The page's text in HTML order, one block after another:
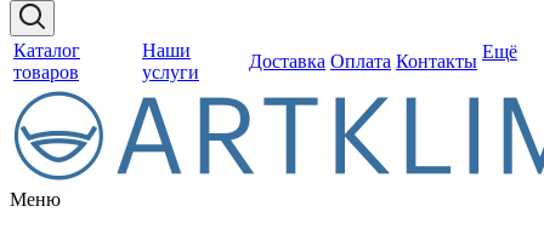
Каталог
товаров
Наши
услуги
Доставка Оплата Контакты Ещё
Меню